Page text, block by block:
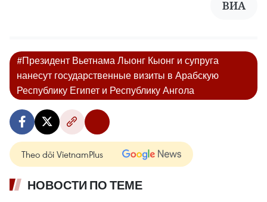
ВИА
#Президент Вьетнама Лыонг Кыонг и супруга
нанесут государственные визиты в Арабскую
Республику Египет и Республику Ангола
Theo dõi VietnamPlus
НОВОСТИ ПО ТЕМЕ